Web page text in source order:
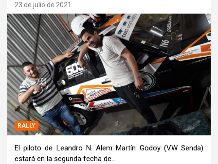
23 de julio de 2021
RALLY
El piloto de Leandro N. Alem Martín Godoy (VW Senda)
estará en la segunda fecha de…